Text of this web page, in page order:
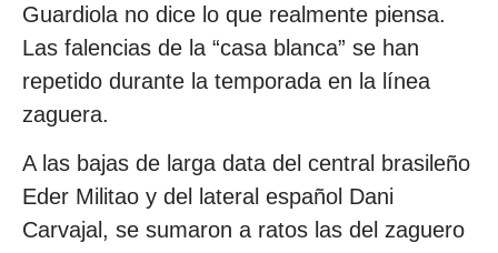
Guardiola no dice lo que realmente piensa.
Las falencias de la “casa blanca” se han
repetido durante la temporada en la línea
zaguera.
A las bajas de larga data del central brasileño
Eder Militao y del lateral español Dani
Carvajal, se sumaron a ratos las del zaguero